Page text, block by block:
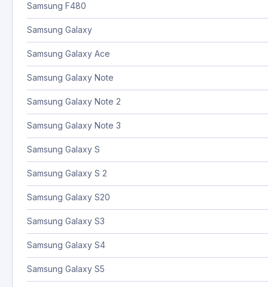
Samsung F480
Samsung Galaxy
Samsung Galaxy Ace
Samsung Galaxy Note
Samsung Galaxy Note 2
Samsung Galaxy Note 3
Samsung Galaxy S
Samsung Galaxy S 2
Samsung Galaxy S20
Samsung Galaxy S3
Samsung Galaxy S4
Samsung Galaxy S5